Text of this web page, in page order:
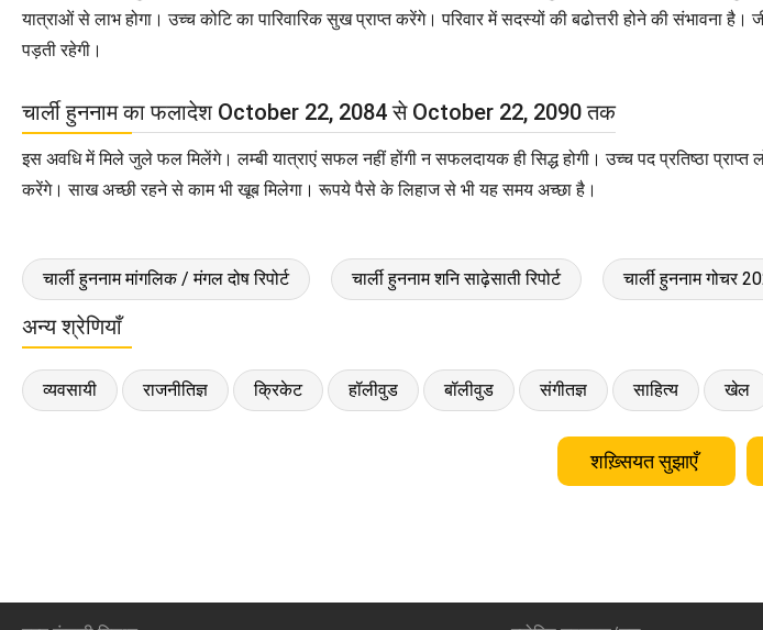
यात्राओं से लाभ होगा। उच्च कोटि का पारिवारिक सुख प्राप्त करेंगे। परिवार में सदस्यों की बढोत्तरी होने की संभावना
पड़ती रहेगी।
चार्ली हुननाम का फलादेश October 22, 2084 से October 22, 2090 तक
इस अवधि में मिले जुले फल मिलेंगे। लम्बी यात्राएं सफल नहीं होंगी न सफलदायक ही सिद्ध होगी। उच्च पद प्रतिष्ठा
करेंगे। साख अच्छी रहने से काम भी खूब मिलेगा। रूपये पैसे के लिहाज से भी यह समय अच्छा है।
चार्ली हुननाम मांगलिक / मंगल दोष रिपोर्ट चार्ली हुननाम शनि साढ़ेसाती रिपोर्ट चार्ली हुननाम गोचर
अन्य श्रेणियाँ
व्यवसायी राजनीतिज्ञ क्रिकेट हॉलीवुड बॉलीवुड संगीतज्ञ साहित्य खेल
शख़्सियत सुझाएँ